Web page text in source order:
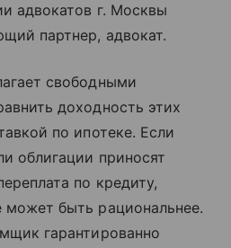
адвокатов г. Москвы
партнер, адвокат.
свободными
доходность этих
по ипотеке. Если
облигации приносят
по кредиту,
может быть рациональнее.
гарантированно